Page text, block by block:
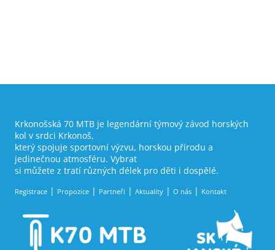
Krkonošská 70 MTB je legendární týmový závod horských
kol v srdci Krkonoš,
který spojuje sportovní výzvu, horskou přírodu a
jedinečnou atmosféru. Vybrat
si můžete z tratí různých délek pro děti i dospělé.
Registrace Propozice Partneři Aktuality O nás Kontakt